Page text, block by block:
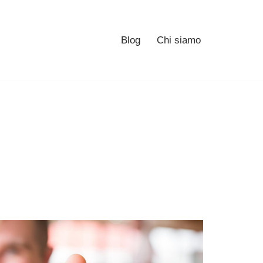
Blog Chi siamo